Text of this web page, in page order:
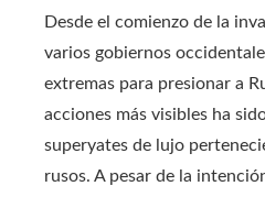
Desde el comienzo de la
varios gobiernos
extremas para presionar a
acciones más visibles ha
superyates de lujo
rusos. A pesar de la